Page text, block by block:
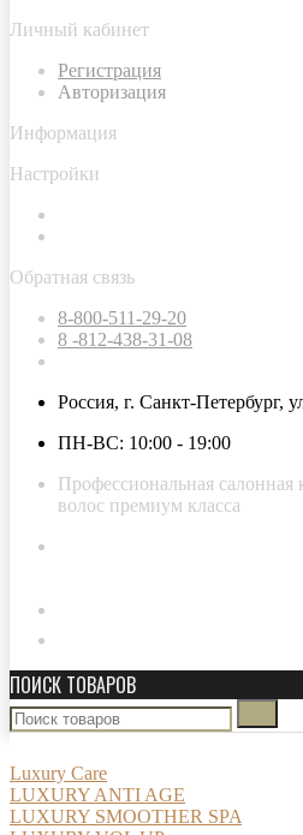
Личный кабинет
Регистрация
Авторизация
Информация
Настройки
Обратная связь
8-800-511-29-20
8 -812-438-31-08
Россия, г. Санкт-Петербург,
ПН-ВС: 10:00 - 19:00
Профессиональная салонная
волос премиум класса
ПОИСК ТОВАРОВ
Luxury Care
LUXURY ANTI AGE
LUXURY SMOOTHER SPA